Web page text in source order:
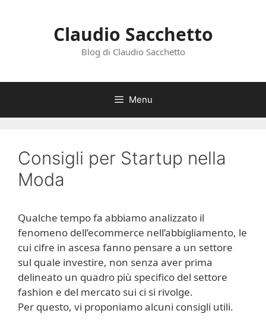
Claudio Sacchetto
Blog di Claudio Sacchetto
Menu
Consigli per Startup nella
Moda
Qualche tempo fa abbiamo analizzato il
fenomeno dell’ecommerce nell’abbigliamento, le
cui cifre in ascesa fanno pensare a un settore
sul quale investire, non senza aver prima
delineato un quadro più specifico del settore
fashion e del mercato sui ci si rivolge.
Per questo, vi proponiamo alcuni consigli utili.